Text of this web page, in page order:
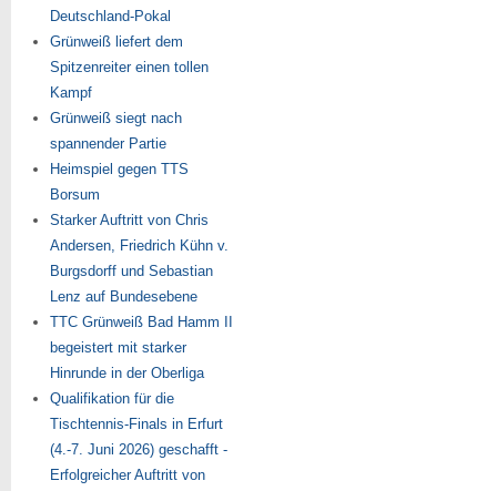
Deutschland-Pokal
Grünweiß liefert dem
Spitzenreiter einen tollen
Kampf
Grünweiß siegt nach
spannender Partie
Heimspiel gegen TTS
Borsum
Starker Auftritt von Chris
Andersen, Friedrich Kühn v.
Burgsdorff und Sebastian
Lenz auf Bundesebene
TTC Grünweiß Bad Hamm II
begeistert mit starker
Hinrunde in der Oberliga
Qualifikation für die
Tischtennis-Finals in Erfurt
(4.-7. Juni 2026) geschafft -
Erfolgreicher Auftritt von